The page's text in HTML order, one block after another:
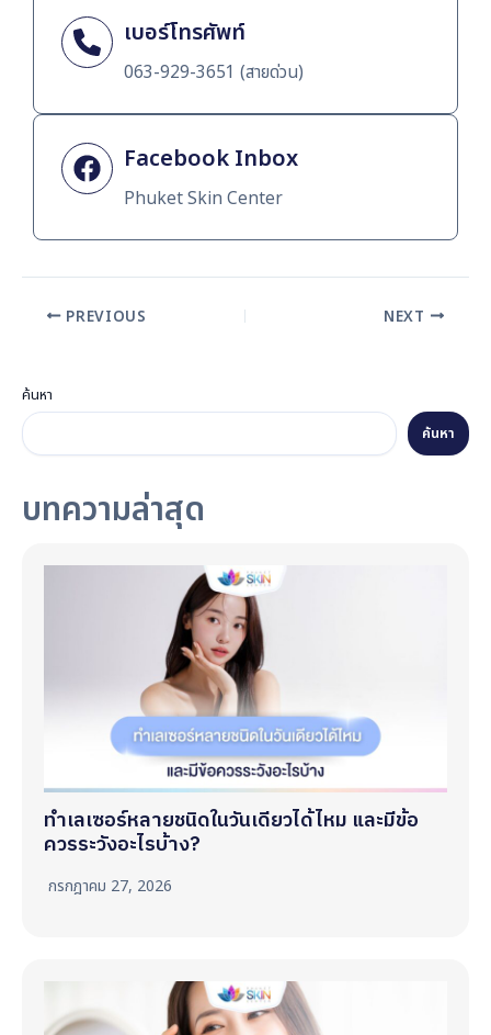
เบอร์โทรศัพท์
063-929-3651 (สายด่วน)
Facebook Inbox
Phuket Skin Center
PREVIOUS NEXT
ค้นหา
ค้นหา
บทความล่าสุด
ทำเลเซอร์หลายชนิดในวันเดียวได้ไหม และมีข้อ
ควรระวังอะไรบ้าง?
กรกฎาคม 27, 2026